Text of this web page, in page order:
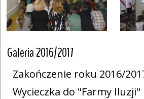
Galeria 2016/2017
Zakończenie roku 2016/
Wycieczka do "Farmy Iluzji"